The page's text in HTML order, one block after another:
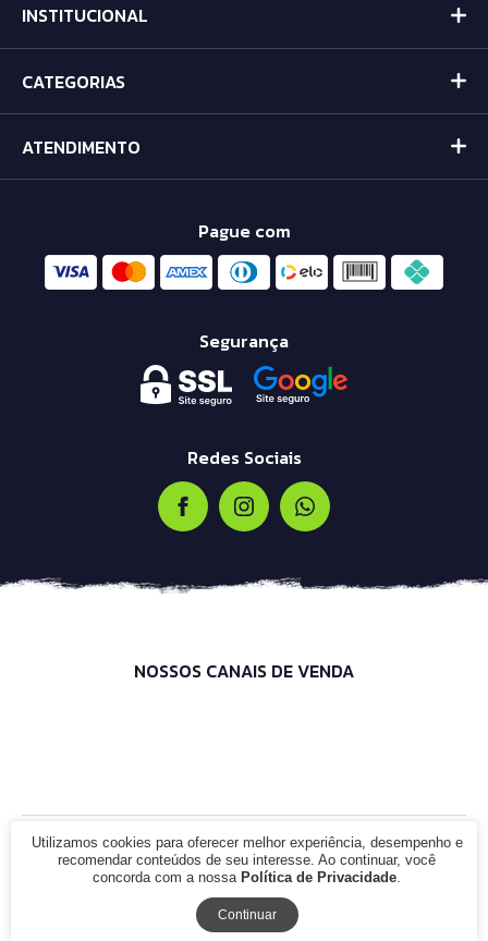
INSTITUCIONAL
CATEGORIAS
ATENDIMENTO
Pague com
Segurança
Redes Sociais
NOSSOS CANAIS DE VENDA
© 2021 - Infinity Bike Shop. CNPJ: 00.000.000/0000-00. Todos os
direitos reservados.
Utilizamos cookies para oferecer melhor experiência, desempenho e
recomendar conteúdos de seu interesse. Ao continuar, você
concorda com a nossa Política de Privacidade.
Continuar